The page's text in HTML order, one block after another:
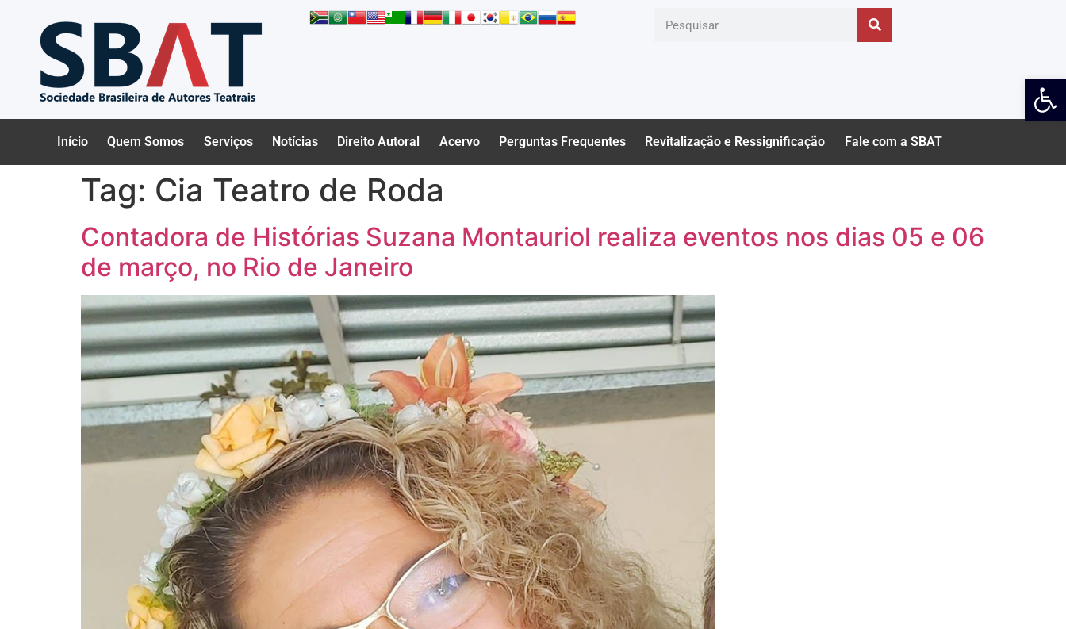
Início Quem Somos Serviços Notícias Direito Autoral Acervo Perguntas Frequentes Revitalização e Ressignificação Fale com a SBAT
Tag: Cia Teatro de Roda
Contadora de Histórias Suzana Montauriol realiza eventos nos dias 05 e 06
de março, no Rio de Janeiro